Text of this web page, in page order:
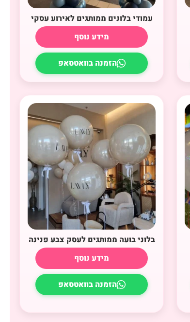
עמודי בלונים ממותגים לאירוע עסקי
מידע נוסף
הזמנה בוואטסאפ
בלוני בועה ממותגים לעסק צבע פנינה
מידע נוסף
הזמנה בוואטסאפ